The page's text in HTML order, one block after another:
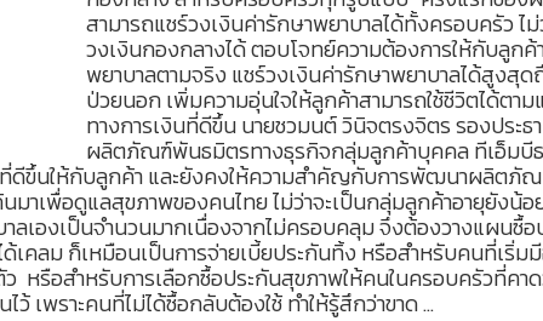
สามารถแชร์วงเงินค่ารักษาพยาบาลได้ทั้งครอบครัว ไ
วงเงินกองกลางได้ ตอบโจทย์ความต้องการให้กับลูกค้
พยาบาลตามจริง แชร์วงเงินค่ารักษาพยาบาลได้สูงสุ
ป่วยนอก เพิ่มความอุ่นใจให้ลูกค้าสามารถใช้ชีวิตได้ตา
ทางการเงินที่ดีขึ้น นายชวมนต์ วินิจตรงจิตร รองประธ
ผลิตภัณฑ์พันธมิตรทางธุรกิจกลุ่มลูกค้าบุคคล ทีเอ็มบีธ
ที่ดีขึ้นให้กับลูกค้า และยังคงให้ความสำคัญกับการพัฒนาผลิตภั
าเพื่อดูแลสุขภาพของคนไทย ไม่ว่าจะเป็นกลุ่มลูกค้าอายุยังน้
เองเป็นจำนวนมากเนื่องจากไม่ครอบคลุม จึงต้องวางแผนซื้อ
คลม ก็เหมือนเป็นการจ่ายเบี้ยประกันทิ้ง หรือสำหรับคนที่เริ่ม
หรือสำหรับการเลือกซื้อประกันสุขภาพให้คนในครอบครัวที่คาด
เพราะคนที่ไม่ได้ซื้อกลับต้องใช้ ทำให้รู้สึกว่าขาด …